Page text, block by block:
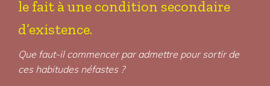
le fait à une condition secondaire
d’existence.
Que faut-il commencer par admettre pour sortir de
ces habitudes néfastes ?